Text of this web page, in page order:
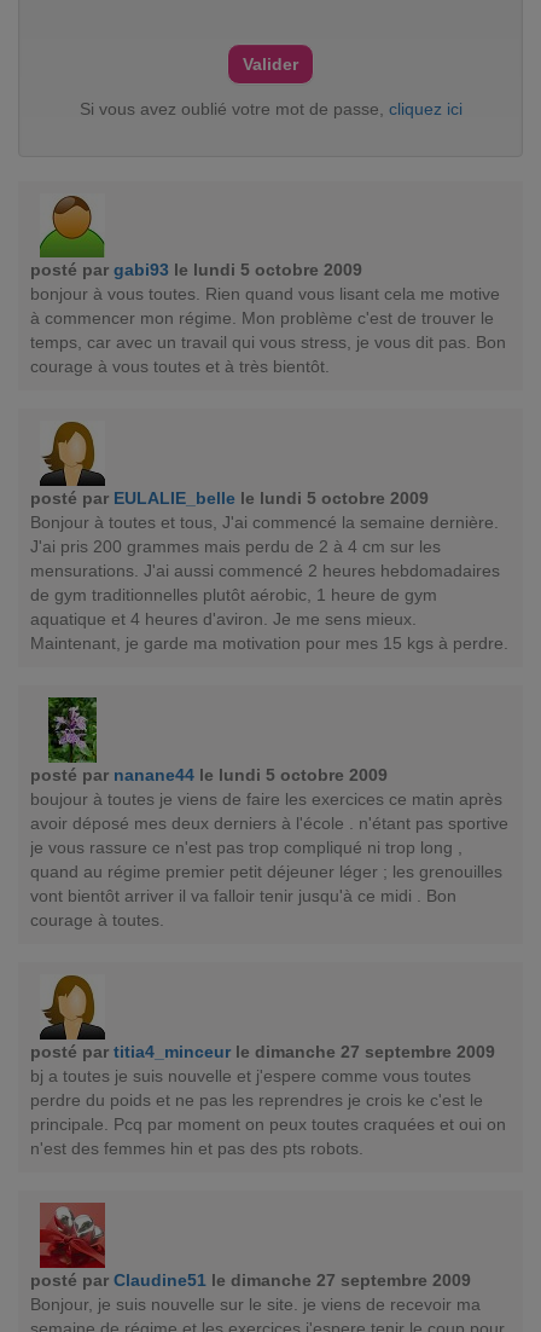
Si vous avez oublié votre mot de passe, cliquez ici
posté par gabi93 le lundi 5 octobre 2009
bonjour à vous toutes. Rien quand vous lisant cela me motive
à commencer mon régime. Mon problème c'est de trouver le
temps, car avec un travail qui vous stress, je vous dit pas. Bon
courage à vous toutes et à très bientôt.
posté par EULALIE_belle le lundi 5 octobre 2009
Bonjour à toutes et tous, J'ai commencé la semaine dernière.
J'ai pris 200 grammes mais perdu de 2 à 4 cm sur les
mensurations. J'ai aussi commencé 2 heures hebdomadaires
de gym traditionnelles plutôt aérobic, 1 heure de gym
aquatique et 4 heures d'aviron. Je me sens mieux.
Maintenant, je garde ma motivation pour mes 15 kgs à perdre.
posté par nanane44 le lundi 5 octobre 2009
boujour à toutes je viens de faire les exercices ce matin après
avoir déposé mes deux derniers à l'école . n'étant pas sportive
je vous rassure ce n'est pas trop compliqué ni trop long ,
quand au régime premier petit déjeuner léger ; les grenouilles
vont bientôt arriver il va falloir tenir jusqu'à ce midi . Bon
courage à toutes.
posté par titia4_minceur le dimanche 27 septembre 2009
bj a toutes je suis nouvelle et j'espere comme vous toutes
perdre du poids et ne pas les reprendres je crois ke c'est le
principale. Pcq par moment on peux toutes craquées et oui on
n'est des femmes hin et pas des pts robots.
posté par Claudine51 le dimanche 27 septembre 2009
Bonjour, je suis nouvelle sur le site. je viens de recevoir ma